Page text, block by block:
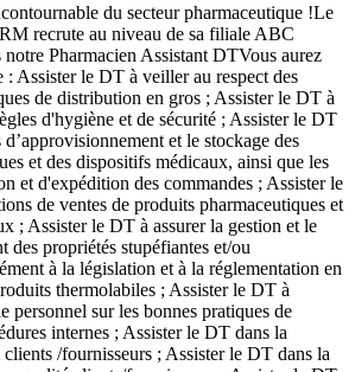
du secteur pharmaceutique !Le
recrute au niveau de sa filiale ABC
Pharmacien Assistant DTVous aurez
: Assister le DT à veiller au respect des
de distribution en gros ; Assister le DT à
d'hygiène et de sécurité ; Assister le DT
et le stockage des
et des dispositifs médicaux, ainsi que les
et d'expédition des commandes ; Assister le
de ventes de produits pharmaceutiques et
; Assister le DT à assurer la gestion et le
des propriétés stupéfiantes et/ou
à la législation et à la réglementation en
thermolabiles ; Assister le DT à
personnel sur les bonnes pratiques de
internes ; Assister le DT dans la
/fournisseurs ; Assister le DT dans la